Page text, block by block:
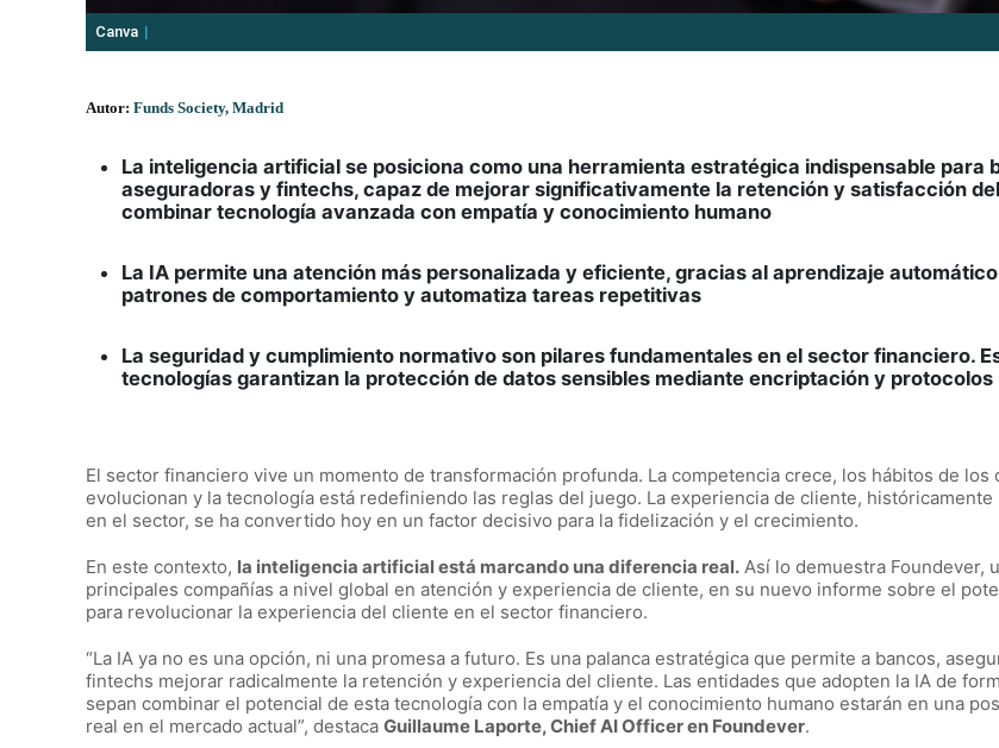
Canva
Autor: Funds Society, Madrid
La inteligencia artificial se posiciona como una herramienta estratégica indispensable para
aseguradoras y fintechs, capaz de mejorar significativamente la retención y satisfacción
combinar tecnología avanzada con empatía y conocimiento humano
La IA permite una atención más personalizada y eficiente, gracias al aprendizaje
patrones de comportamiento y automatiza tareas repetitivas
La seguridad y cumplimiento normativo son pilares fundamentales en el sector financiero.
tecnologías garantizan la protección de datos sensibles mediante encriptación y
El sector financiero vive un momento de transformación profunda. La competencia crece, los hábitos de los
evolucionan y la tecnología está redefiniendo las reglas del juego. La experiencia de cliente, históricamente
en el sector, se ha convertido hoy en un factor decisivo para la fidelización y el crecimiento.
En este contexto, la inteligencia artificial está marcando una diferencia real. Así lo demuestra Foundever,
principales compañías a nivel global en atención y experiencia de cliente, en su nuevo informe sobre el
para revolucionar la experiencia del cliente en el sector financiero.
“La IA ya no es una opción, ni una promesa a futuro. Es una palanca estratégica que permite a bancos,
fintechs mejorar radicalmente la retención y experiencia del cliente. Las entidades que adopten la IA de
sepan combinar el potencial de esta tecnología con la empatía y el conocimiento humano estarán en una
real en el mercado actual”, destaca Guillaume Laporte, Chief AI Officer en Foundever.